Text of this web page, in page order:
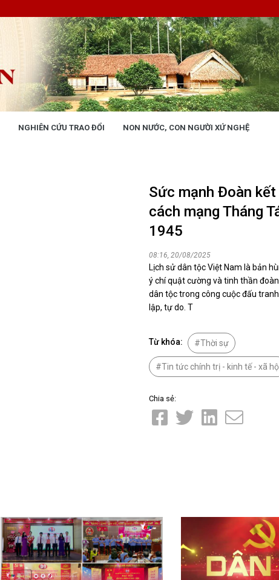
NGHIÊN CỨU TRAO ĐỔI NON NƯỚC, CON NGƯỜI XỨ NGHỆ
NHỊP CẦU ĐẦU TƯ
Nhịp cầu đầu tư
VĂN HỌC - NGHỆ
Giai điệu quê hương
Cổng thông tin điện tử Quốc hội
Cơ sở dữ liệu quốc gia về văn bản pháp
luật
Báo Đại biểu nhân dân
Sức mạnh Đoàn
cách mạng Tháng
1945
08:16, 20/08/2025
Lịch sử dân tộc Việt Nam là bản
ý chí quật cường và tinh thần
dân tộc trong công cuộc đấu
lập, tự do. T
Từ khóa: Thời sự
Tin tức chính trị - kinh tế - xã
Chia sẻ: